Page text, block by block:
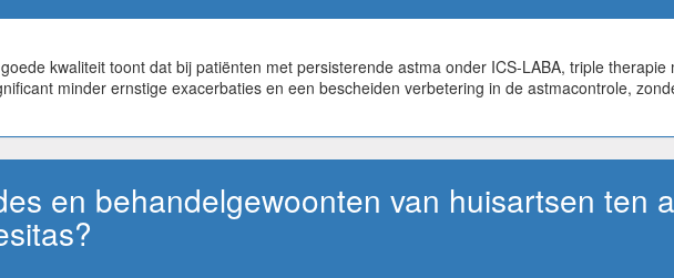
kwaliteit toont dat bij patiënten met persisterende astma onder ICS-LABA, triple therapie
minder ernstige exacerbaties en een bescheiden verbetering in de astmacontrole,
en behandelgewoonten van huisartsen ten